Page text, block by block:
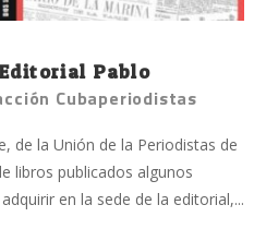
Pablo
Cubaperiodistas
de la Unión de la Periodistas de
libros publicados algunos
en la sede de la editorial,...